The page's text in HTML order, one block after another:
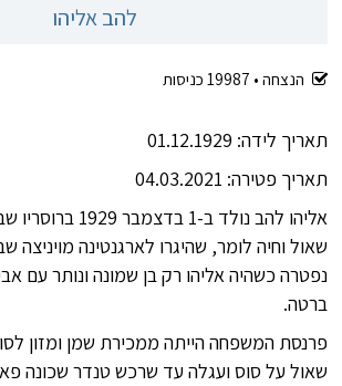
להב אליהו
הנצחה • 19987 כניסות
תאריך לידה: 01.12.1929
תאריך פטירה: 04.03.2021
אליהו להב נולד ב-1
שאול וחיה לומר, שהיגרו לארגנטינה מויניצה
נפטרה כשהיה אליהו רק בן שמונה ונותר עם
ברטה.
פרנסת המשפחה הייתה ממכירת שמן ומזון
שאול על סוס ועגלה עד שרכש טנדר שכונה